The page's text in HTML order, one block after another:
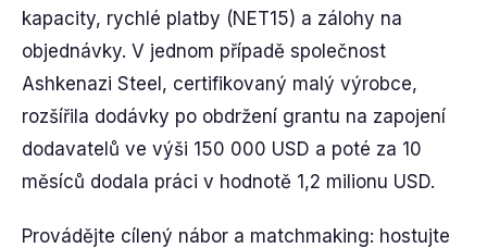
kapacity, rychlé platby (NET15) a zálohy na
objednávky. V jednom případě společnost
Ashkenazi Steel, certifikovaný malý výrobce,
rozšířila dodávky po obdržení grantu na zapojení
dodavatelů ve výši 150 000 USD a poté za 10
měsíců dodala práci v hodnotě 1,2 milionu USD.
Provádějte cílený nábor a matchmaking: hostujte